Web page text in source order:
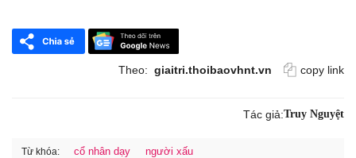
Theo: giaitri.thoibaovhnt.vn copy link
Tác giả:Truy Nguyệt
Từ khóa: cổ nhân dạy người xấu